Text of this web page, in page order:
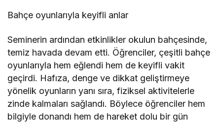
Bahçe oyunlarıyla keyifli anlar
Seminerin ardından etkinlikler okulun bahçesinde,
temiz havada devam etti. Öğrenciler, çeşitli bahçe
oyunlarıyla hem eğlendi hem de keyifli vakit
geçirdi. Hafıza, denge ve dikkat geliştirmeye
yönelik oyunların yanı sıra, fiziksel aktivitelerle
zinde kalmaları sağlandı. Böylece öğrenciler hem
bilgiyle donandı hem de hareket dolu bir gün